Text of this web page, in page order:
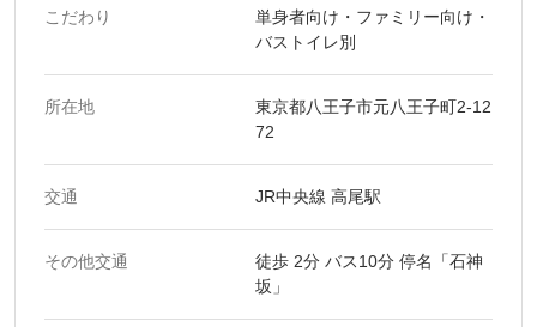
こだわり
単身者向け・ファミリー向け・
バストイレ別
所在地
東京都八王子市元八王子町2-12
72
交通 JR中央線 高尾駅
その他交通
徒歩 2分 バス10分 停名「石神
坂」